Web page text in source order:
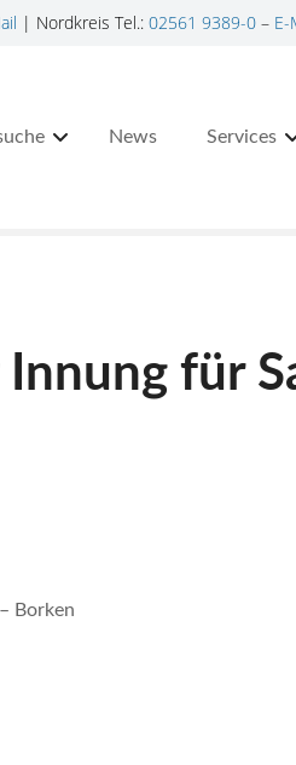
| Nordkreis Tel.: 02561 9389-0– E-
News Services
Innung für
Borken